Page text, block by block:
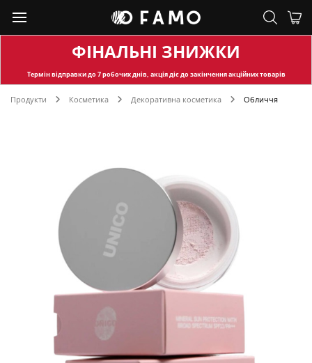
ФІНАЛЬНІ ЗНИЖКИ
Термін відправкидо 7 робочих днів, акція діє до закінчення акційних товарів
Продукти Косметика Декоративна косметика Обличчя